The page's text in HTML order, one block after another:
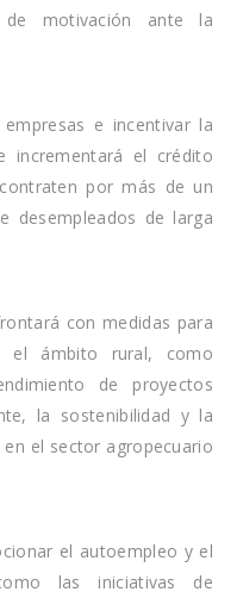
motivación ante la
e incentivar la
incrementará el crédito
por más de un
desempleados de larga
con medidas para
el ámbito rural, como
de proyectos
la sostenibilidad y la
el sector agropecuario
el autoempleo y el
las iniciativas de